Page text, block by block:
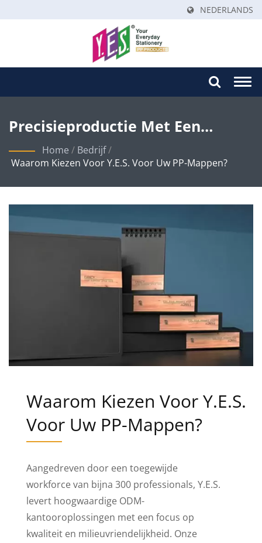
NEDERLANDS
Precisieproductie Met Een
Duurzame Leveringsketen
Home / Bedrijf/
Waarom Kiezen Voor Y.E.S. Voor Uw PP-Mappen?
Waarom Kiezen Voor Y.E.S.
Voor Uw PP-Mappen?
Aangedreven door een toegewijde
workforce van bijna 300 professionals, Y.E.S.
levert hoogwaardige ODM-
kantooroplossingen met een focus op
kwaliteit en milieuvriendelijkheid. Onze